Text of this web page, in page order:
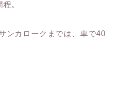
。
ンカロークまでは、車で40